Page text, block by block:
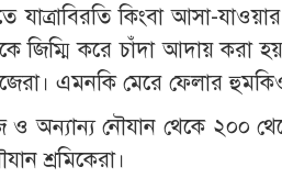
যাত্রাবিরতি কিংবা আসা-
করে চাঁদা আদায় করা
এমনকি মেরে ফেলার
অন্যান্য নৌযান থেকে ২০০
শ্রমিকেরা।